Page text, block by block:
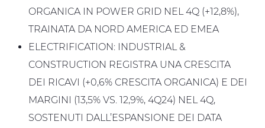
ORGANICA IN POWER GRID NEL 4Q (+12,8%),
TRAINATA DA NORD AMERICA ED EMEA
ELECTRIFICATION: INDUSTRIAL &
CONSTRUCTION REGISTRA UNA CRESCITA
DEI RICAVI (+0,6% CRESCITA ORGANICA) E DEI
MARGINI (13,5% VS. 12,9%, 4Q24) NEL 4Q,
SOSTENUTI DALL’ESPANSIONE DEI DATA